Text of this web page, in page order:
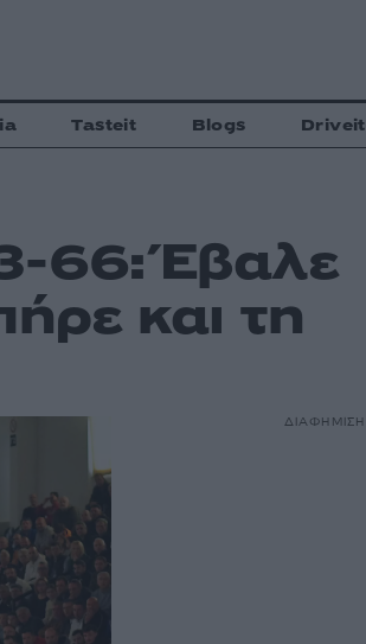
Tasteit Blogs Driveit
66: Έβαλε
και τη
ΔΙΑΦΗΜΙΣΗ